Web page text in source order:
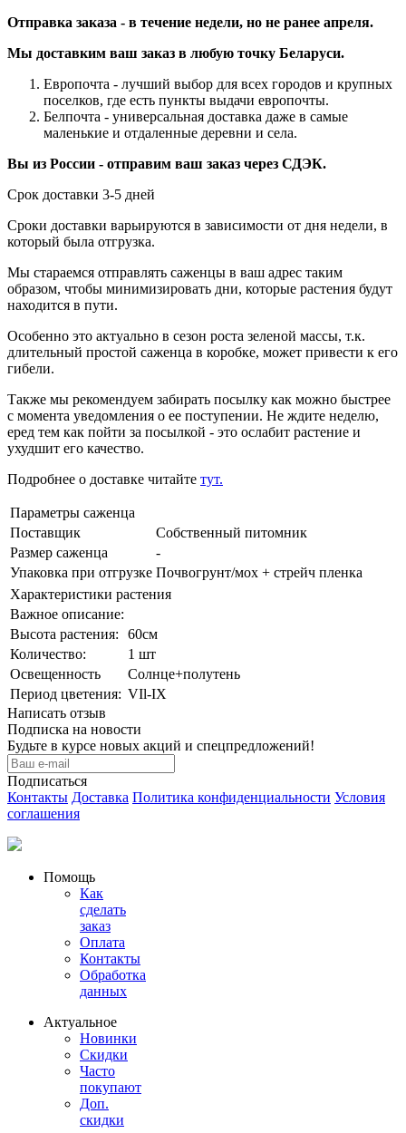
Отправка заказа - в течение недели, но не ранее апреля.
Мы доставким ваш заказ в любую точку Беларуси.
Европочта - лучший выбор для всех городов и крупных
поселков, где есть пункты выдачи европочты.
Белпочта - универсальная доставка даже в самые
маленькие и отдаленные деревни и села.
Вы из России - отправим ваш заказ через СДЭК.
Срок доставки 3-5 дней
Сроки доставки варьируются в зависимости от дня недели, в
который была отгрузка.
Мы стараемся отправлять саженцы в ваш адрес таким
образом, чтобы минимизировать дни, которые растения будут
находится в пути.
Особенно это актуально в сезон роста зеленой массы, т.к.
длительный простой саженца в коробке, может привести к его
гибели.
Также мы рекомендуем забирать посылку как можно быстрее
с момента уведомления о ее поступении. Не ждите неделю,
еред тем как пойти за посылкой - это ослабит растение и
ухудшит его качество.
Подробнее о доставке читайте тут.
Параметры саженца
Поставщик
Cобственный питомник
Размер саженца
-
Упаковка при отгрузке Почвогрунт/мох + стрейч пленка
Характеристики растения
Важное описание:
Выcота растения:
60см
Количeствo:
1 шт
Освещенность
Солнце+полутень
Период цветения: VIl-IX
Написать отзыв
Подписка на новости
Будьте в курсе новых акций и спецпредложений!
Подписаться
Контакты Доставка Политика конфиденциальности Условия
соглашения
Помощь
Как
сделать
заказ
Оплата
Контакты
Обработка
данных
Актуальное
Новинки
Скидки
Часто
покупают
Доп.
скидки